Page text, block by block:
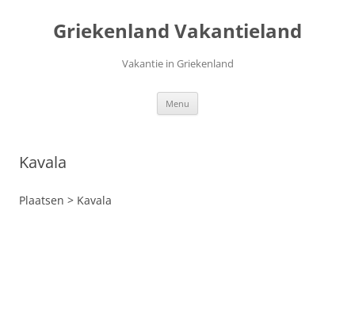
inhoudGriekenland Vakantieland
Vakantie in Griekenland
Menu
Kavala
Plaatsen > Kavala